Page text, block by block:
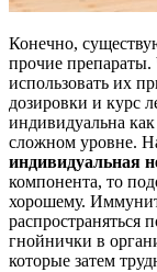
Конечно,
прочие препараты.
использовать их
дозировки и курс
индивидуальна
сложном уровне.
индивидуальная
компонента, то
хорошему.
распространяться
гнойнички в
которые затем